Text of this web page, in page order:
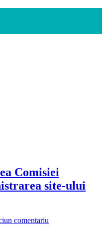
Comisiei
site-ului
comentariu